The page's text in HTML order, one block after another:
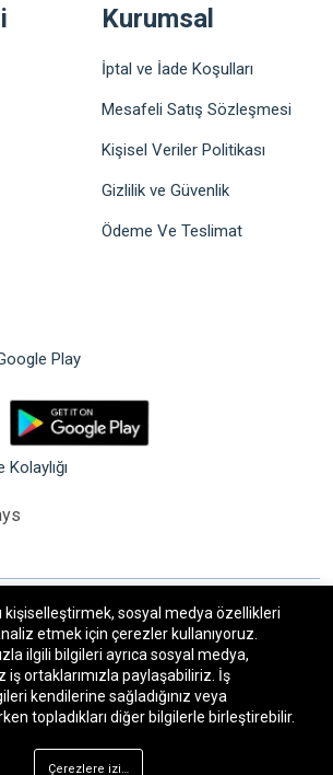
Kurumsal
İptal ve İade Koşulları
Mesafeli Satış Sözleşmesi
Kişisel Veriler Politikası
Gizlilik ve Güvenlik
Ödeme Ve Teslimat
Play
Sistemleri. Tüm hakları saklıdır.
Akıllı E-Ticaret paketleri
hazırlanmıştır.
kişiselleştirmek, sosyal medya özellikleri
etmek için çerezler kullanıyoruz.
ilgili bilgileri ayrıca sosyal medya,
iş ortaklarımızla paylaşabiliriz. İş
kendilerine sağladığınız veya
topladıkları diğer bilgilerle birleştirebilir.
Çerezlere izin ver